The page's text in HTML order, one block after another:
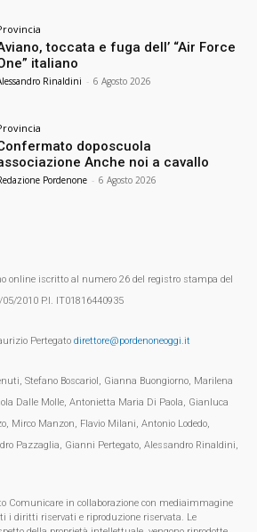
toccata e fuga dell’ “Air Force
italiano
Rinaldini - 6 Agosto 2026
doposcuola
Anche noi a cavallo
Pordenone - 6 Agosto 2026
online iscritto al numero 26 del registro stampa del
2010 P.I. IT01816440935
Pertegato direttore@pordenoneoggi.it
Stefano Boscariol, Gianna Buongiorno, Marilena
Dalle Molle, Antonietta Maria Di Paola, Gianluca
Mirco Manzon, Flavio Milani, Antonio Lodedo,
Pazzaglia, Gianni Pertegato, Alessandro Rinaldini,
Comunicare in collaborazione con mediaimmagine
i diritti riservati e riproduzione riservata. Le